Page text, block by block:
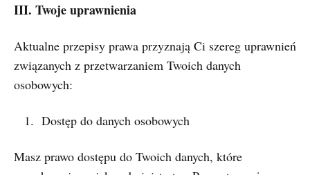
III. Twoje uprawnienia
Aktualne przepisy prawa przyznają Ci szereg uprawnień
związanych z przetwarzaniem Twoich danych
osobowych:
Dostęp do danych osobowych
Masz prawo dostępu do Twoich danych, które